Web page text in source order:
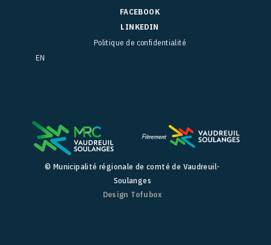
FACEBOOK
LINKEDIN
Politique de confidentialité
EN
© Municipalité régionale de comté de Vaudreuil-
Soulanges
Design Tofubox